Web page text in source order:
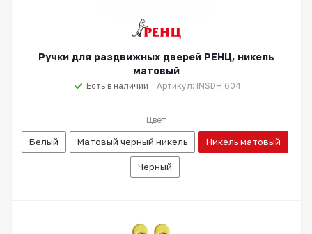
Ручки для раздвижных дверей РЕНЦ, никель
матовый
Есть в наличии Артикул: INSDH 604
Цвет
Белый Матовый черный никель Никель матовый
Черный